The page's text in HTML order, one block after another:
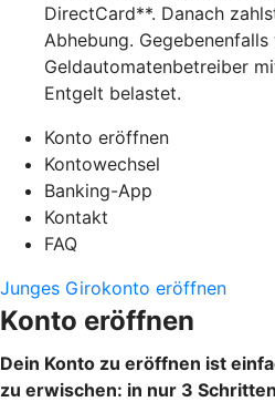
DirectCard**. Danach
Abhebung.
Geldautomatenbetreiber
Entgelt belastet.
Konto eröffnen
Kontowechsel
Banking-App
Kontakt
FAQ
Junges Girokonto eröffnen
Konto eröffnen
Dein Konto zu eröffnen ist
zu erwischen: in nur 3